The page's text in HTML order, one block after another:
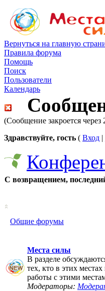
Вернуться на главную
Правила форума
Помощь
Поиск
Пользователи
Календарь
(Сообщение закроется через
Здравствуйте, гость ( Вход |
С возвращением,
Общие форумы
Места силы
В разделе
тех, кто в этих
работы с этими
Модераторы: